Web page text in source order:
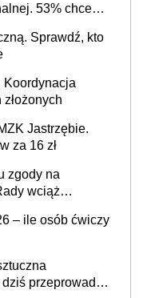
53% chce
Sprawdź, kto
Koordynacja
Jastrzębie.
za 16 zł
zgody na
wciąż
– ile osób ćwiczy
przeprowadzić